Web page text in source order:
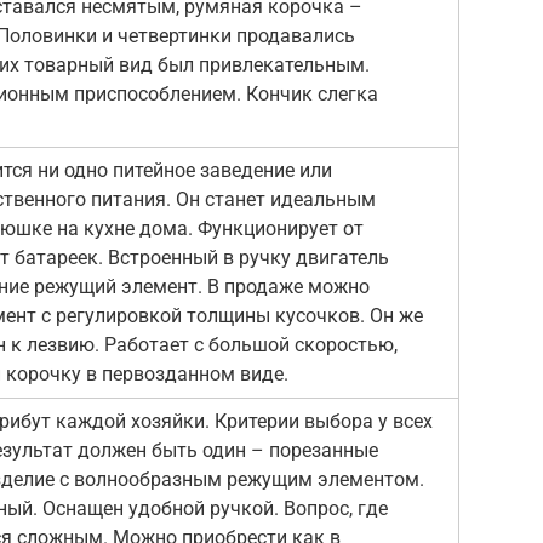
несмятым, румяная корочка –
и четвертинки продавались
товарный вид был привлекательным.
приспособлением. Кончик слегка
ни одно питейное заведение или
питания. Он станет идеальным
на кухне дома. Функционирует от
батареек. Встроенный в ручку двигатель
режущий элемент. В продаже можно
с регулировкой толщины кусочков. Он же
к лезвию. Работает с большой скоростью,
в первозданном виде.
каждой хозяйки. Критерии выбора у всех
должен быть один – порезанные
с волнообразным режущим элементом.
Оснащен удобной ручкой. Вопрос, где
сложным. Можно приобрести как в